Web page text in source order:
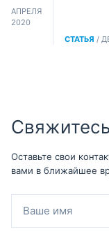
АПРЕЛЯ
2020
СТАТЬЯ /
Оставьте свои
вами в ближайшее